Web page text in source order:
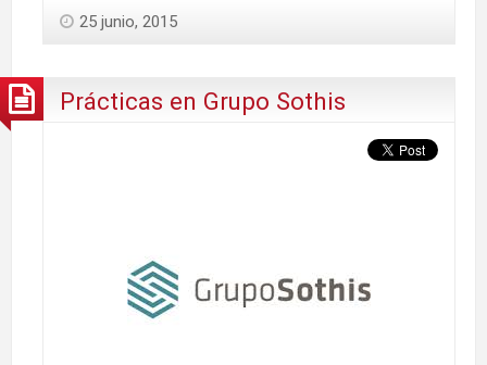
25 junio, 2015
Prácticas en Grupo Sothis